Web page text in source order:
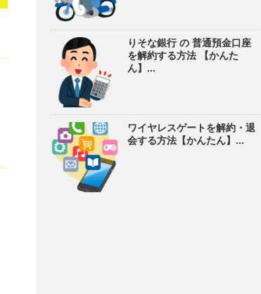
りそな銀行 の 普通預金口座
を解約する方法 【かんた
ん】...
ワイヤレスゲートを解約・退
会する方法【かんたん】...